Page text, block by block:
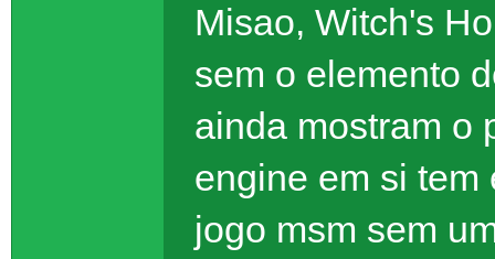
Misao, Witch's
sem o elemento
ainda mostram o
engine em si tem
jogo msm sem